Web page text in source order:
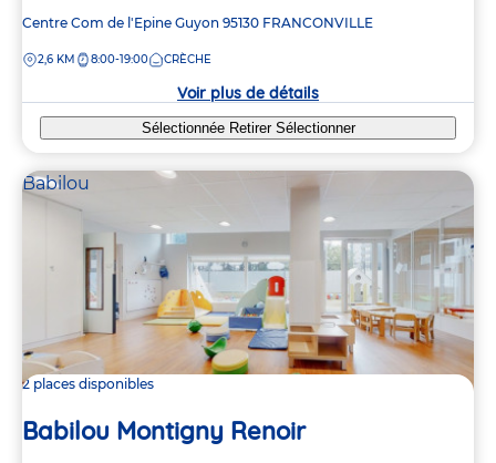
Adresse
la
Centre Com de l'Epine Guyon 95130 FRANCONVILLE
DISTANCE
2,6 KM 8:00-19:00 CRÈCHE
Voir plus de détails
Sélectionnée Retirer Sélectionner
Babilou
2 places disponibles
Babilou Montigny Renoir